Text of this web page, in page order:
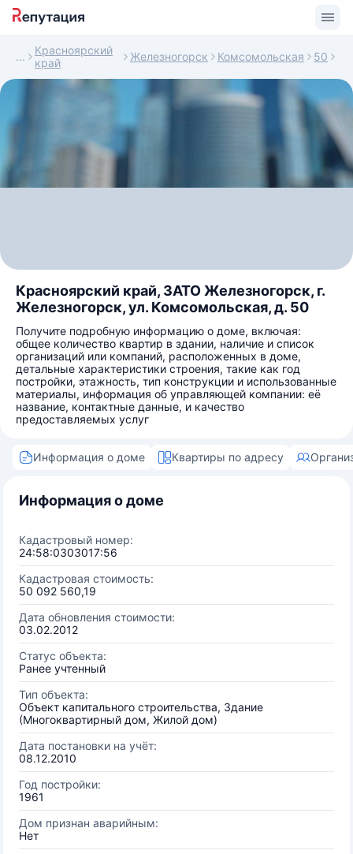
Красноярский
край
Железногорск Комсомольская 50
Красноярский край, ЗАТО Железногорск, г.
Железногорск, ул. Комсомольская, д. 50
Получите подробную информацию о доме, включая:
общее количество квартир в здании, наличие и список
организаций или компаний, расположенных в доме,
детальные характеристики строения, такие как год
постройки, этажность, тип конструкции и использованные
материалы, информация об управляющей компании: её
название, контактные данные, и качество
предоставляемых услуг
Информация о доме Квартиры по адресу
Информация о доме
Кадастровый номер:
24:58:0303017:56
Кадастровая стоимость:
50 092 560,19
Дата обновления стоимости:
03.02.2012
Статус объекта:
Ранее учтенный
Тип объекта:
Объект капитального строительства, Здание
(Многоквартирный дом, Жилой дом)
Дата постановки на учёт:
08.12.2010
Год постройки:
1961
Дом признан аварийным:
Нет